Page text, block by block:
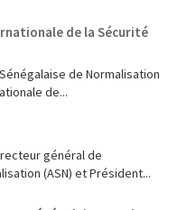
de la Sécurité
de Normalisation
de...
général de
(ASN) et Président...